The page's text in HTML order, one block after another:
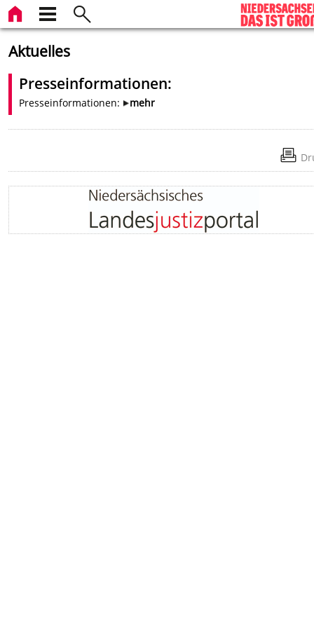
Aktuelles
Presseinformationen:
Presseinformationen: mehr